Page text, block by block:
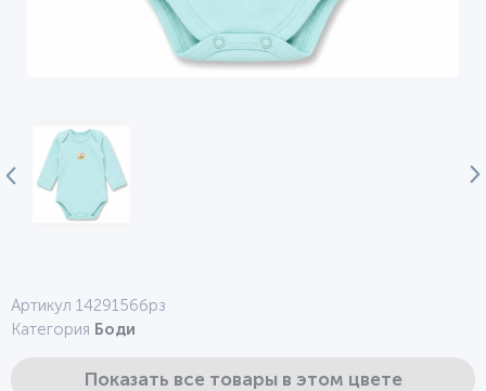
Артикул 1429156брз
Категория Боди
Показать все товары в этом цвете